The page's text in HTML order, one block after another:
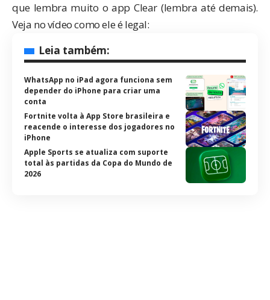
que lembra muito oapp Clear (lembra até demais).
Veja no vídeo como ele é legal:
Leia também:
WhatsApp no iPad agora funciona sem
depender do iPhone para criar uma
conta
Fortnite volta à App Store brasileira e
reacende o interesse dos jogadores no
iPhone
Apple Sports se atualiza com suporte
total às partidas da Copa do Mundo de
2026